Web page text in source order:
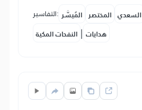
التفاسير: المُيسَّر المختصر السعدي
النفحات المكية | هدايات